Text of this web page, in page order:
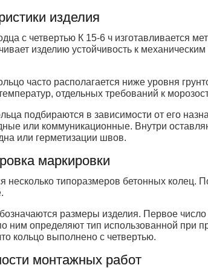
изделия
с четвертью К 15-6 ч изготавливается
изделию устойчивость к
часто располагается ниже уровня
отдельных требований к
подбираются в зависимости от его
или коммуникационные. Внутри
или герметизации швов.
маркировки
несколько типоразмеров бетонных
размеры изделия. Первое число
ним определяют тип использованной при
кольцо выполнено с четвертью.
монтажных работ